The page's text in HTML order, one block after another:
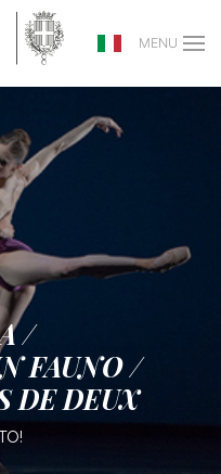
MENU
/
FAUNO /
DE DEUX